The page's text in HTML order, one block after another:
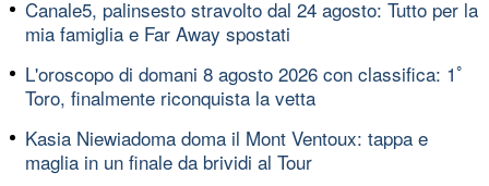
Canale5, palinsesto stravolto dal 24 agosto: Tutto per la
mia famiglia e Far Away spostati
L'oroscopo di domani 8 agosto 2026 con classifica: 1ﾟ
Toro, finalmente riconquista la vetta
Kasia Niewiadoma doma il Mont Ventoux: tappa e
maglia in un finale da brividi al Tour